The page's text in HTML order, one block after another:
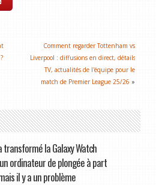
Comment regarder Tottenham vs
Liverpool : diffusions en direct, détails
TV, actualités de l'équipe pour le
match de Premier League 25/26 »
transformé la Galaxy Watch
ordinateur de plongée à part
il y a un problème